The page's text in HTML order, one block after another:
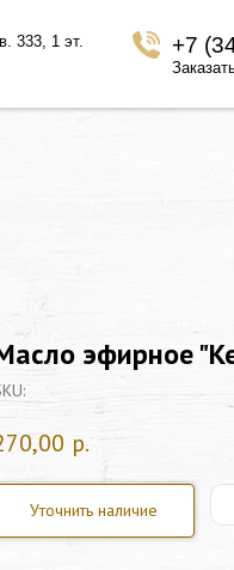
+7
333, 1 эт.
эфирное
р.
Уточнить наличие